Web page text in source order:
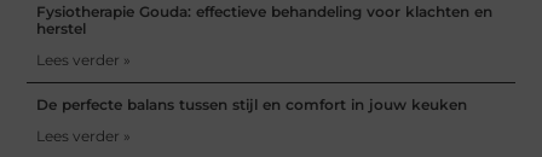
Fysiotherapie Gouda: effectieve behandeling voor klachten en
herstel
Lees verder »
De perfecte balans tussen stijl en comfort in jouw keuken
Lees verder »